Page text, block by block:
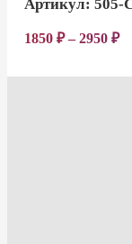
Артикул:505-
1850₽–2950₽